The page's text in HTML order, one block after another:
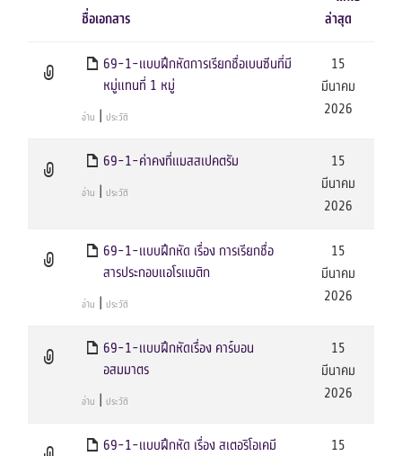
ชื่อเอกสาร
ล่าสุด
69-1-แบบฝึกหัดการเรียกชื่อเบนซีนที่มี
หมู่แทนที่ 1 หมู่
อ่าน | ประวัติ
15
มีนาคม
2026
69-1-ค่าคงที่แมสสเปคตรัม
อ่าน | ประวัติ
15
มีนาคม
2026
69-1-แบบฝึกหัด เรื่อง การเรียกชื่อ
สารประกอบแอโรแมติก
อ่าน | ประวัติ
15
มีนาคม
2026
69-1-แบบฝึกหัดเรื่อง คาร์บอน
อสมมาตร
อ่าน | ประวัติ
15
มีนาคม
2026
69-1-แบบฝึกหัด เรื่อง สเตอริโอเคมี
15